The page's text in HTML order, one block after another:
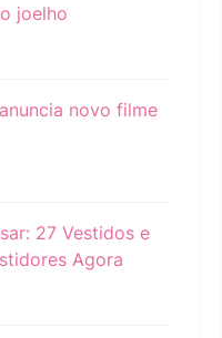
joelho
novo filme
27 Vestidos e
Agora